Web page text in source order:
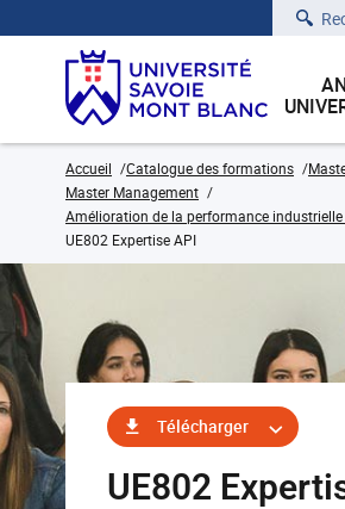
Accueil Catalogue des formations
Master Management
Amélioration de la performance
UE802 Expertise API
Télécharger
UE802